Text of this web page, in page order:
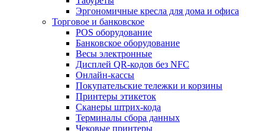
Эргономичные кресла для дома и офиса
Торговое и банковское
POS оборудование
Банковское оборудование
Весы электронные
Дисплей QR-кодов без NFC
Онлайн-кассы
Покупательские тележки и корзины
Принтеры этикеток
Сканеры штрих-кода
Терминалы сбора данных
Чековые принтеры